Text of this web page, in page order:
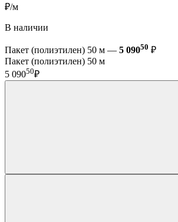
₽/м
В наличии
Пакет (полиэтилен) 50 м — 5 09050 ₽
Пакет (полиэтилен) 50 м
5 09050₽